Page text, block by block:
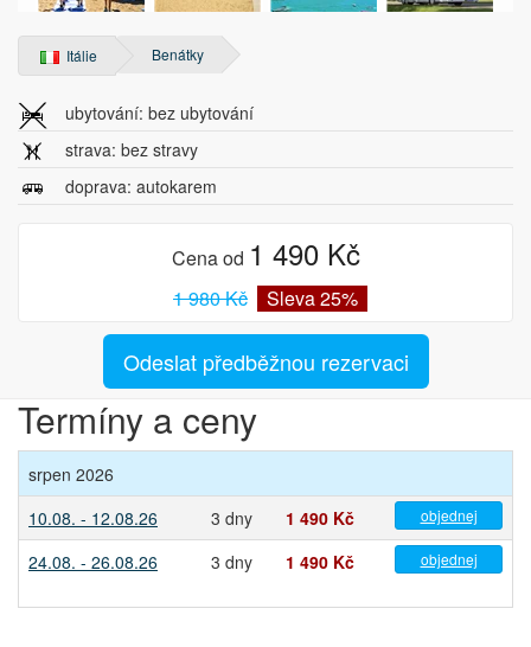
Itálie Benátky
ubytování: bez ubytování
strava: bez stravy
doprava: autokarem
Cena od 1 490 Kč
1 980 Kč Sleva 25%
Odeslat předběžnou rezervaci
Termíny a ceny
srpen 2026
10.08. - 12.08.26
3 dny 1 490 Kč objednej
24.08. - 26.08.26 3 dny 1 490 Kč objednej